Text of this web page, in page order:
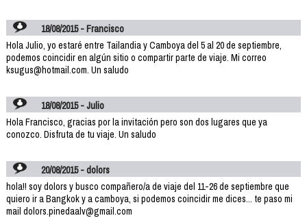
18/08/2015 - Francisco
Hola Julio, yo estaré entre Tailandia y Camboya del 5 al 20 de septiembre,
podemos coincidir en algún sitio o compartir parte de viaje. Mi correo
ksugus@hotmail.com. Un saludo
18/08/2015 - Julio
Hola Francisco, gracias por la invitación pero son dos lugares que ya
conozco. Disfruta de tu viaje. Un saludo
20/08/2015 - dolors
hola!! soy dolors y busco compañero/a de viaje del 11-26 de septiembre que
quiero ir a Bangkok y a camboya, si podemos coincidir me dices... te paso mi
mail dolors.pinedaalv@gmail.com